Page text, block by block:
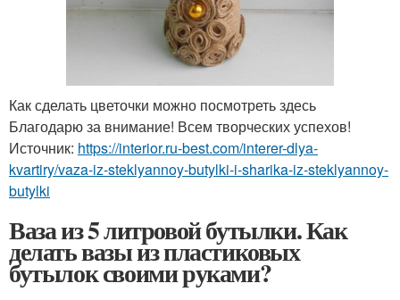
Как сделать цветочки можно посмотреть здесь
Благодарю за внимание! Всем творческих успехов!
Источник: https://interior.ru-best.com/interer-dlya-
kvartiry/vaza-iz-steklyannoy-butylki-i-sharika-iz-steklyannoy-
butylki
Ваза из 5 литровой бутылки. Как
делать вазы из пластиковых
бутылок своими руками?